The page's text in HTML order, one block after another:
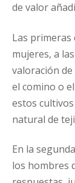
de valor
Las primeras
mujeres, a
valoración
el comino o
estos
natural de
En la
los hombres